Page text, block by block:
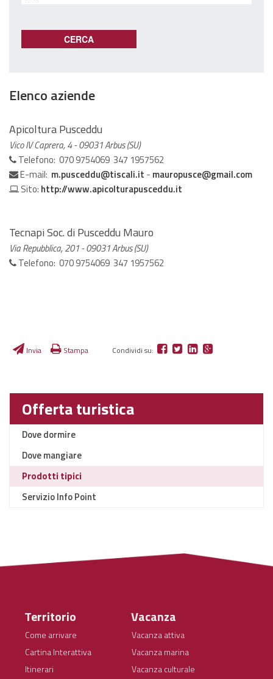
Elenco aziende
Apicoltura Pusceddu
Vico IV Caprera, 4 - 09031 Arbus (SU)
Telefono: 070 9754069 347 1957562
E-mail: m.pusceddu@tiscali.it - mauropusce@gmail.com
Sito: http://www.apicolturapusceddu.it
Tecnapi Soc. di Pusceddu Mauro
Via Repubblica, 201 - 09031 Arbus (SU)
Telefono: 070 9754069 347 1957562
Invia Stampa Condividi su:
Offerta turistica
Dove dormire
Dove mangiare
Prodotti tipici
Servizio Info Point
Territorio
Come arrivare
Cartina Interattiva
Itinerari
Vacanza
Vacanza attiva
Vacanza marina
Vacanza culturale